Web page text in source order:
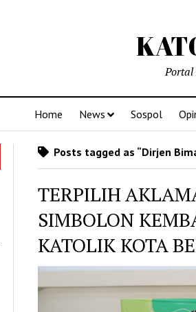
Portal
Home News Sospol
Posts tagged as “Dirjen
TERPILIH
SIMBOLON
KATOLIK KOTA